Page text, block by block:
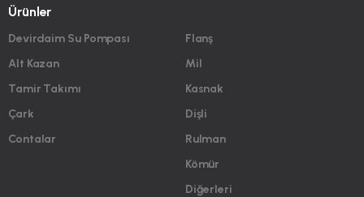
Ürünler
Devirdaim Su Pompası
Alt Kazan
Tamir Takımı
Çark
Contalar
Flanş
Mil
Kasnak
Dişli
Rulman
Kömür
Diğerleri